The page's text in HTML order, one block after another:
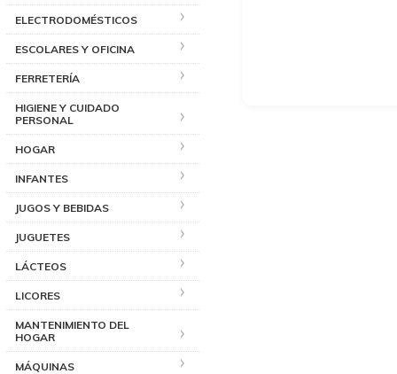
ELECTRODOMÉSTICOS
ESCOLARES Y OFICINA
FERRETERÍA
HIGIENE Y CUIDADO
PERSONAL
HOGAR
INFANTES
JUGOS Y BEBIDAS
JUGUETES
LÁCTEOS
LICORES
MANTENIMIENTO DEL
HOGAR
MÁQUINAS